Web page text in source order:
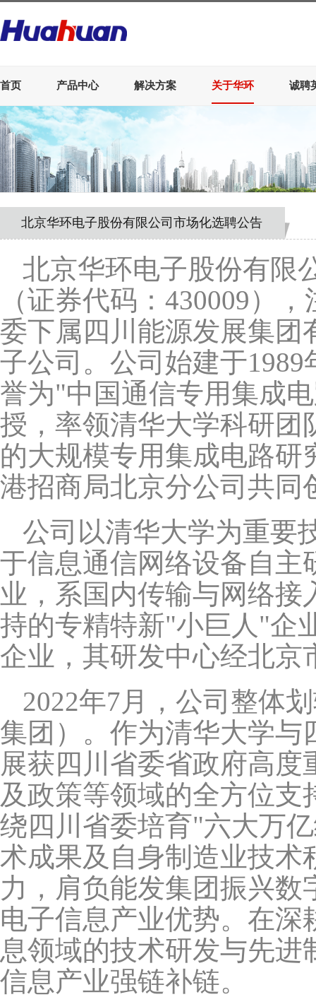
首页 产品中心 解决方案 关于华环 诚聘
北京华环电子股份有限公司市场化选聘公告
北京华环电子股份有限
（证券代码：430009）
委下属四川能源发展集团
子公司。公司始建于
誉为"中国通信专用集成
授，率领清华大学科研
的大规模专用集成电路
港招商局北京分公司共同
公司以清华大学为重要
于信息通信网络设备自主
业，系国内传输与网络
持的专精特新"小巨人"企
企业，其研发中心经北京
2022年7月，公司整体
集团）。作为清华大学与
展获四川省委省政府高
及政策等领域的全方位
绕四川省委培育"六大万
术成果及自身制造业技术
力，肩负能发集团振兴
电子信息产业优势。在
息领域的技术研发与先
信息产业强链补链。